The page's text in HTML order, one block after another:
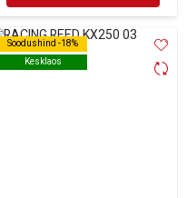
Soodushind -18%
Kesklaos
Soodushind -18%
Kesklaos